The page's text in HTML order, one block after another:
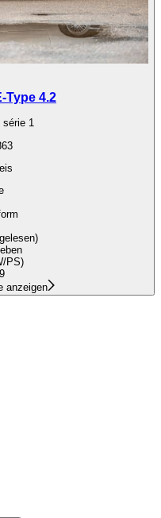
Type 4.2
série 1
PS)
anzeigen